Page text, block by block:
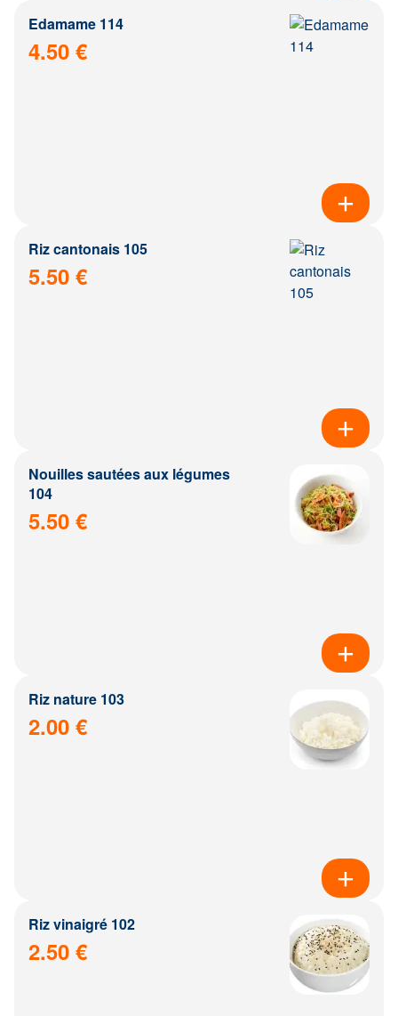
Edamame 114
4.50 €
Riz cantonais 105
5.50 €
Nouilles sautées aux légumes
104
5.50 €
Riz nature 103
2.00 €
Riz vinaigré 102
2.50 €